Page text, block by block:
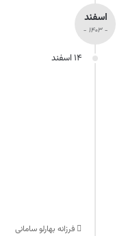
اسفند
- ۱۴۰۳ -
۱۴ اسفند
فرزانه بهارلو سامانی